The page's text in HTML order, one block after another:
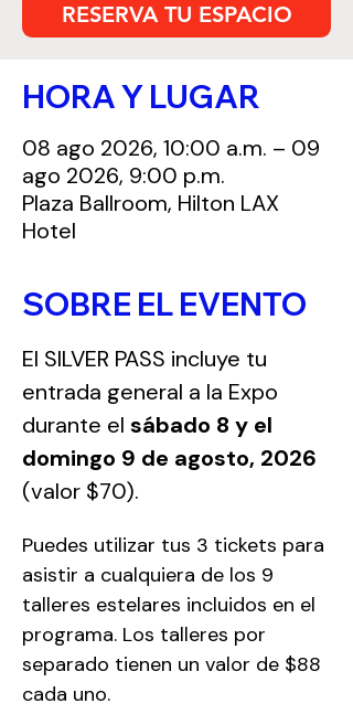
RESERVA TU ESPACIO
HORA Y LUGAR
08 ago 2026, 10:00 a.m. – 09
ago 2026, 9:00 p.m.
Plaza Ballroom, Hilton LAX
Hotel
SOBRE EL EVENTO
El SILVER PASS incluye tu
entrada general a la Expo
durante el sábado 8 y el
domingo 9 de agosto, 2026
(valor $70).
Puedes utilizar tus 3 tickets para
asistir a cualquiera de los 9
talleres estelares incluidos en el
programa. Los talleres por
separado tienen un valor de $88
cada uno.